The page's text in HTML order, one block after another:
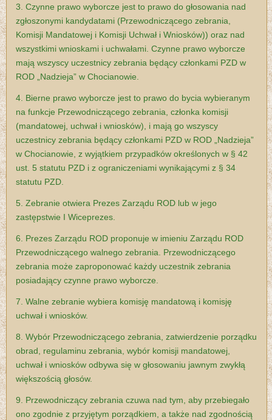
3. Czynne prawo wyborcze jest to prawo do głosowania nad
zgłoszonymi kandydatami (Przewodniczącego zebrania,
Komisji Mandatowej i Komisji Uchwał i Wniosków)) oraz nad
wszystkimi wnioskami i uchwałami. Czynne prawo wyborcze
mają wszyscy uczestnicy zebrania będący członkami PZD w
ROD „Nadzieja” w Chocianowie.
4. Bierne prawo wyborcze jest to prawo do bycia wybieranym
na funkcje Przewodniczącego zebrania, członka komisji
(mandatowej, uchwał i wniosków), i mają go wszyscy
uczestnicy zebrania będący członkami PZD w ROD „Nadzieja”
w Chocianowie, z wyjątkiem przypadków określonych w § 42
ust. 5 statutu PZD i z ograniczeniami wynikającymi z § 34
statutu PZD.
5. Zebranie otwiera Prezes Zarządu ROD lub w jego
zastępstwie I Wiceprezes.
6. Prezes Zarządu ROD proponuje w imieniu Zarządu ROD
Przewodniczącego walnego zebrania. Przewodniczącego
zebrania może zaproponować każdy uczestnik zebrania
posiadający czynne prawo wyborcze.
7. Walne zebranie wybiera komisję mandatową i komisję
uchwał i wniosków.
8. Wybór Przewodniczącego zebrania, zatwierdzenie porządku
obrad, regulaminu zebrania, wybór komisji mandatowej,
uchwał i wniosków odbywa się w głosowaniu jawnym zwykłą
większością głosów.
9. Przewodniczący zebrania czuwa nad tym, aby przebiegało
ono zgodnie z przyjętym porządkiem, a także nad zgodnością